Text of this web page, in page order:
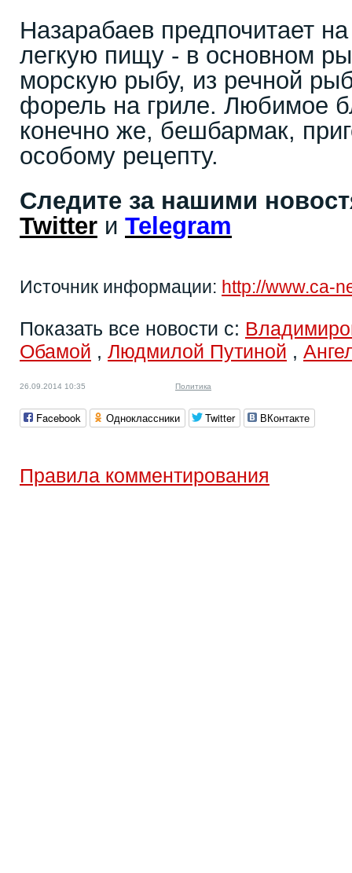
Назарабаев предпочитает
легкую пищу - в основном
морскую рыбу, из речной
форель на гриле. Любимое
конечно же, бешбармак,
особому рецепту.
Следите за нашими
Twitter и Telegram
Источник информации: http://www.ca-
Показать все новости с:
Обамой , Людмилой Путиной ,
26.09.2014 10:35 Политика
Facebook Одноклассники Twitter ВКонтакте
Правила комментирования